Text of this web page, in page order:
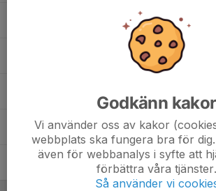
Noel Andersson
Peter Lundgren
Godkänn kakor
Vi använder oss av kakor
webbplats ska fungera bra för
även för webbanalys i syfte att
förbättra våra tjänster.
Så använder vi